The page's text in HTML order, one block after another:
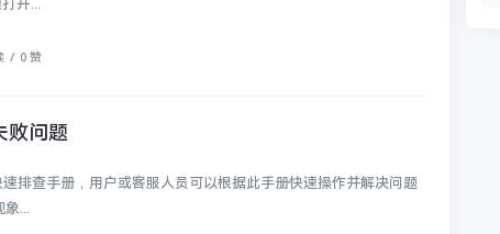
开...
/ 0 赞
败问题
排查手册，用户或客服人员可以根据此手册快速操作并解决问题
...